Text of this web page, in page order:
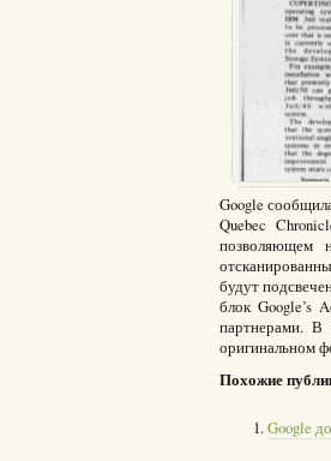
Google
Quebec
позволяющем
будут
блок Google’s
партнерами. В
оригинальном
Похожие
Google